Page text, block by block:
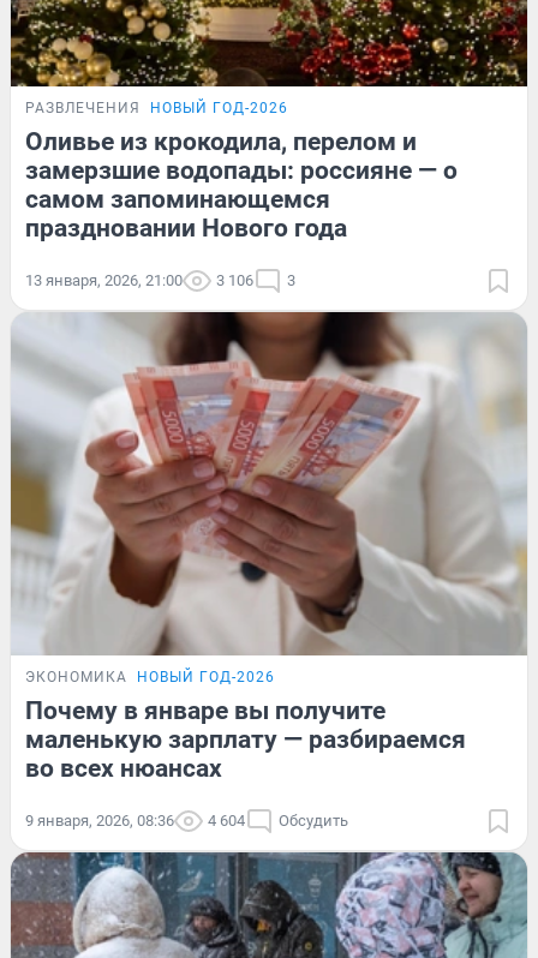
РАЗВЛЕЧЕНИЯ НОВЫЙ ГОД-2026
Оливье из крокодила, перелом и
замерзшие водопады: россияне — о
самом запоминающемся
праздновании Нового года
13 января, 2026, 21:00 3 106 3
ЭКОНОМИКА НОВЫЙ ГОД-2026
Почему в январе вы получите
маленькую зарплату — разбираемся
во всех нюансах
9 января, 2026, 08:36 4 604 Обсудить